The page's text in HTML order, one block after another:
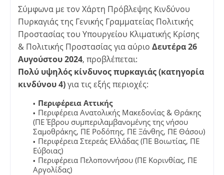
Σύμφωνα με τον Χάρτη Πρόβλεψης Κινδύνου
Πυρκαγιάς της Γενικής Γραμματείας Πολιτικής
Προστασίας του Υπουργείου Κλιματικής Κρίσης
& Πολιτικής Προστασίας για αύριο Δευτέρα 26
Αυγούστου 2024, προβλέπεται:
Πολύ υψηλός κίνδυνος πυρκαγιάς (κατηγορία
κινδύνου 4)για τις εξής περιοχές:
Περιφέρεια Αττικής
Περιφέρεια Ανατολικής Μακεδονίας & Θράκης
(ΠΕ Έβρου συμπεριλαμβανομένης της νήσου
Σαμοθράκης, ΠΕ Ροδόπης, ΠΕ Ξάνθης, ΠΕ Θάσου)
Περιφέρεια Στερεάς Ελλάδας (ΠΕ Βοιωτίας, ΠΕ
Εύβοιας)
Περιφέρεια Πελοποννήσου (ΠΕ Κορινθίας, ΠΕ
Αργολίδας)